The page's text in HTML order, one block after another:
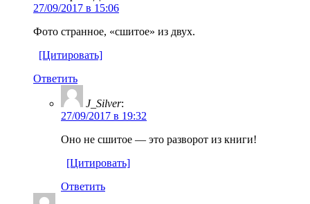
27/09/2017 в 15:06
Фото странное, «сшитое» из двух.
[Цитировать]
Ответить
J_Silver:
27/09/2017 в 19:32
Оно не сшитое — это разворот из книги!
[Цитировать]
Ответить